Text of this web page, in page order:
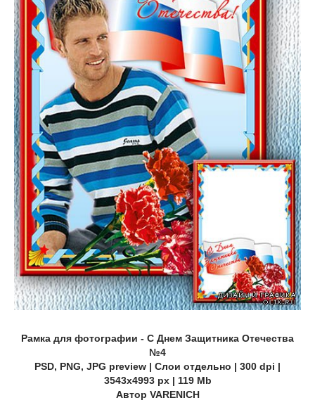
Рамка для фотографии - С Днем Защитника Отечества
№4
PSD, PNG, JPG preview | Слои отдельно | 300 dpi |
3543x4993 px | 119 Mb
Автор VARENICH